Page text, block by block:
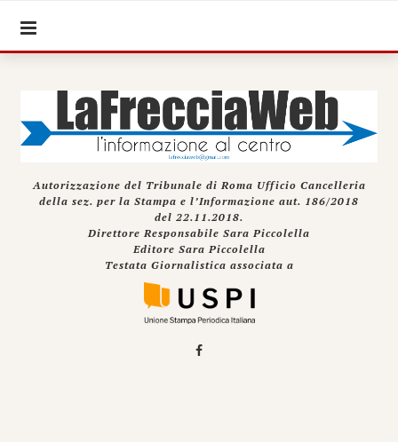
Autorizzazione del Tribunale di Roma Ufficio Cancelleria
della sez. per la Stampa e l’Informazione aut. 186/2018
del 22.11.2018.
Direttore Responsabile Sara Piccolella
Editore Sara Piccolella
Testata Giornalistica associata a